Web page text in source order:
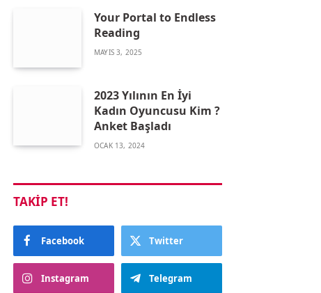
Your Portal to Endless
Reading
MAYIS 3, 2025
2023 Yılının En İyi
Kadın Oyuncusu Kim ?
Anket Başladı
OCAK 13, 2024
TAKIP ET!
Facebook Twitter
Instagram Telegram